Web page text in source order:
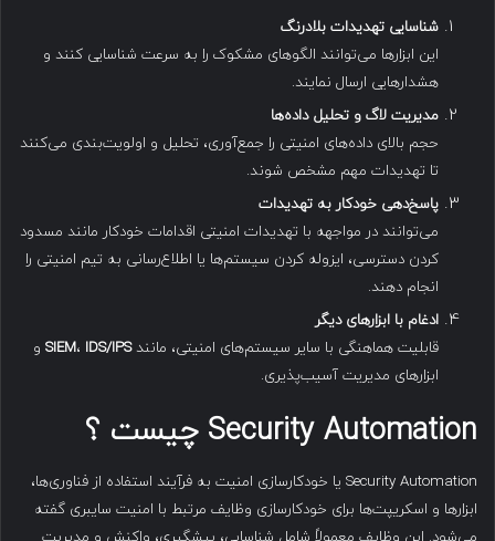
شناسایی تهدیدات بلادرنگ
این ابزارها می‌توانند الگوهای مشکوک را به سرعت شناسایی کنند و
هشدارهایی ارسال نمایند.
مدیریت لاگ و تحلیل داده‌ها
حجم بالای داده‌های امنیتی را جمع‌آوری، تحلیل و اولویت‌بندی می‌کنند
تا تهدیدات مهم مشخص شوند.
پاسخ‌دهی خودکار به تهدیدات
می‌توانند در مواجهه با تهدیدات امنیتی اقدامات خودکار مانند مسدود
کردن دسترسی، ایزوله کردن سیستم‌ها یا اطلاع‌رسانی به تیم امنیتی را
انجام دهند.
ادغام با ابزارهای دیگر
قابلیت هماهنگی با سایر سیستم‌های امنیتی، مانند
SIEM، IDS/IPS
و
ابزارهای مدیریت آسیب‌پذیری.
Security Automation چیست ؟
Security Automation یا خودکارسازی امنیت به فرآیند استفاده از فناوری‌ها،
ابزارها و اسکریپت‌ها برای خودکارسازی وظایف مرتبط با امنیت سایبری گفته